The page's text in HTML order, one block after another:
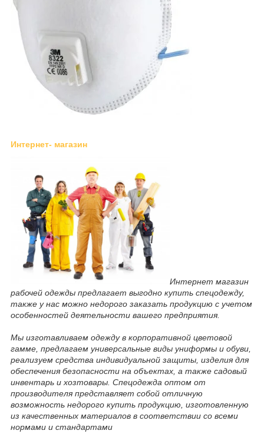
Интернет- магазин
Интернет магазин
рабочей одежды предлагает выгодно купить спецодежду,
также у нас можно недорого заказать продукцию с учетом
особенностей деятельности вашего предприятия.
Мы изготавливаем одежду в корпоративной цветовой
гамме, предлагаем универсальные виды униформы и обуви,
реализуем средства индивидуальной защиты, изделия для
обеспечения безопасности на объектах, а также садовый
инвентарь и хозтовары. Спецодежда оптом от
производителя представляет собой отличную
возможность недорого купить продукцию, изготовленную
из качественных материалов в соответствии со всеми
нормами и стандартами